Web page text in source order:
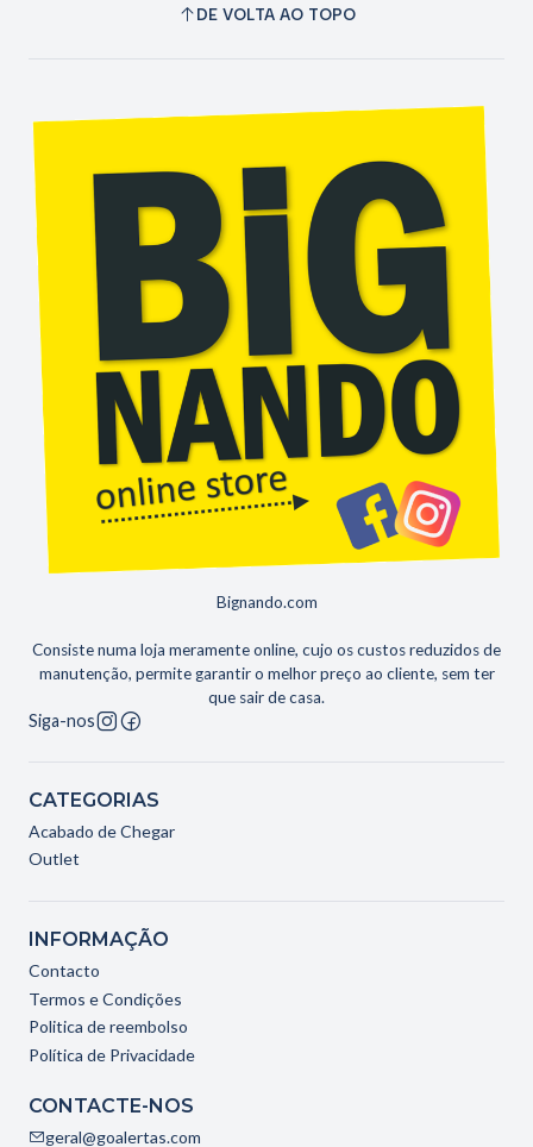
Serve para a grande maioria de viaturas
Também disponível no
tamanho XL
Comprimento de 4,90x185x145cm, 25€
Tamanho L
Comprimento de 4,70x170x145cm.
Tamanho M de 4,60x160x140cm
Artigo novo e embalado
Entrega em mão ou para envio
DE VOLTA AO TOPO
Bignando.com
Consiste numa loja meramente online, cujo os custos reduzidos de
manutenção, permite garantir o melhor preço ao cliente, sem ter
que sair de casa.
Siga-nos
CATEGORIAS
Acabado de Chegar
Outlet
INFORMAÇÃO
Contacto
Termos e Condições
Politica de reembolso
Política de Privacidade
CONTACTE-NOS
geral@goalertas.com